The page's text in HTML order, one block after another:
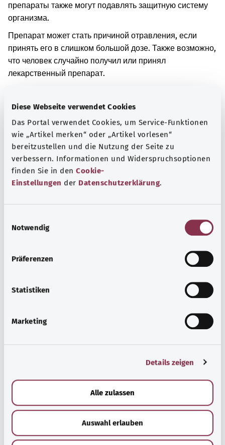
Diese Webseite verwendet Cookies
Das Portal verwendet Cookies, um Service-Funktionen
wie „Artikel merken“ oder „Artikel vorlesen“
bereitzustellen und die Nutzung der Seite zu
verbessern. Informationen und Widerspruchsoptionen
finden Sie in den Cookie-
Einstellungen der Datenschutzerklärung.
Notwendig
Präferenzen
Statistiken
Marketing
Details zeigen
Alle zulassen
Auswahl erlauben
препараты также могут подавлять защитную систему
организма.
Препарат может стать причиной отравления, если
принять его в слишком большой дозе. Также возможно,
что человек случайно получил или принял
лекарственный препарат.
препарат вызвал отравление. Например, может
почек, печени и других органов. Антинеопластические
препараты могут приводить к выпадению волос. Также
может повыситься восприимчивость к инфекционным
заболеваниям.
Дополнительные обозначения
Указание
Предоставлено некоммерческой организацией Was
Gesundheit (BMG, Федеральное министерство
здравоохранения).
gesund.bund.de
Bundesministerium für
Gesundheit (Федеральное